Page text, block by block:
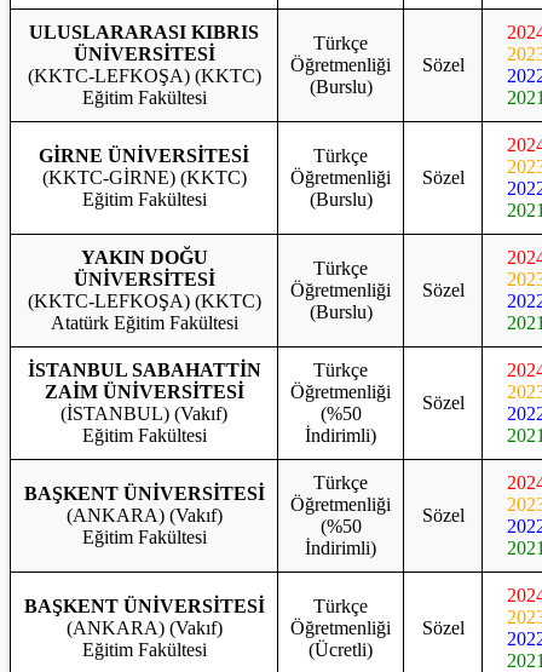
ULUSLARARASI KIBRIS
ÜNİVERSİTESİ
(KKTC-LEFKOŞA) (KKTC)
Eğitim Fakültesi
Türkçe
Öğretmenliği
(Burslu)
Sözel
GİRNE ÜNİVERSİTESİ
(KKTC-GİRNE) (KKTC)
Eğitim Fakültesi
Türkçe
Öğretmenliği
(Burslu)
Sözel
YAKIN DOĞU
ÜNİVERSİTESİ
(KKTC-LEFKOŞA) (KKTC)
Atatürk Eğitim Fakültesi
Türkçe
Öğretmenliği
(Burslu)
Sözel
İSTANBUL SABAHATTİN
ZAİM ÜNİVERSİTESİ
(İSTANBUL) (Vakıf)
Eğitim Fakültesi
Türkçe
Öğretmenliği
(%50
İndirimli)
Sözel
BAŞKENT ÜNİVERSİTESİ
(ANKARA) (Vakıf)
Eğitim Fakültesi
Türkçe
Öğretmenliği
(%50
İndirimli)
Sözel
BAŞKENT ÜNİVERSİTESİ
(ANKARA) (Vakıf)
Eğitim Fakültesi
Türkçe
Öğretmenliği
(Ücretli)
Sözel